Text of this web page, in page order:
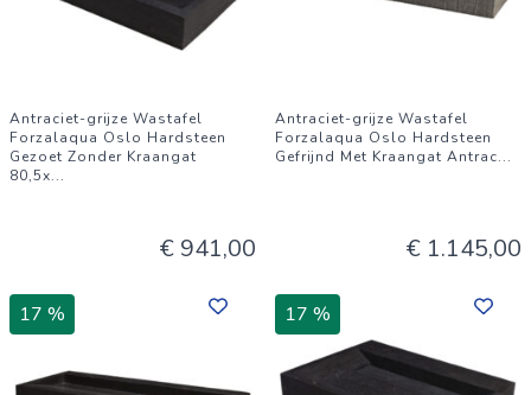
Antraciet-grijze Wastafel
Forzalaqua Oslo Hardsteen
Gezoet Zonder Kraangat
80,5x...
€ 941,00
Antraciet-grijze Wastafel
Forzalaqua Oslo Hardsteen
Gefrijnd Met Kraangat Antrac...
€ 1.145,00
17 % 17 %